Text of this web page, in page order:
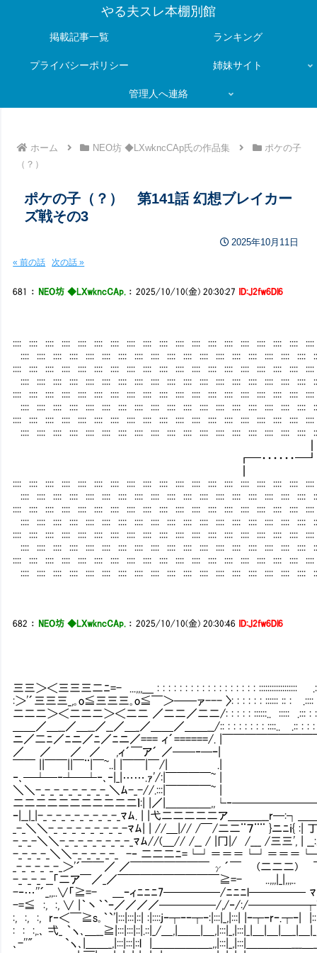
やる夫スレ本棚別館
掲載記事一覧 ランキング
プライバシーポリシー 姉妹サイト
管理人へ連絡
ホーム NEO坊 ◆LXwkncCAp氏の作品集
ポケの子
（？）
ポケの子（？） 第141話 幻想ブレイカー
ズ戦その3
2025年10月11日
« 前の話 次の話 »
681 ： NEO坊 ◆LXwkncCAp. ：2025/10/10(金) 20:30:27 ID:J2fw6Dl6
:::: :::: :::: :::: :::: :::: :::: :::: :::: :::: :::: :::: :::: :::: :::: :::: :::: ::::
:::: :::: :::: :::: :::: :::: :::: :::: :::: :::: :::: :::: :::: :::: :::: :::: :::: ::::
:::: :::: :::: :::: :::: :::: :::: :::: :::: :::: :::: :::: :::: :::: :::: :::: :::: ::::
:::: :::: :::: :::: :::: :::: :::: :::: :::: :::: :::: :::: :::: :::: :::: :::: :::: ::::
:::: :::: :::: :::: :::: :::: :::: :::: :::: :::: :::: :::: :::: :::: :::: :::: :::: ::::
:::: :::: :::: :::: :::: :::: :::: :::: :::: :::: :::: :::: :::: :::: :::: :::: :::: ::::
:::: :::: :::: :::: :::: :::: :::: :::: :::: :::: :::: :::: :::: :::: :::: :::: :::: ::::
:::: :::: :::: :::: :::: :::: :::: :::: :::: :::: :::: :::: :::: :::: :::: :::: :::: ::::
┏━・・・・・・
:::: :::: :::: :::: :::: :::: :::: :::: :::: :::: :::: :::: :::: :::: :::: :::: :::: ::::
:::: :::: :::: :::: :::: :::: :::: :::: :::: :::: :::: :::: :::: :::: :::: :::: :::: ::::
:::: :::: :::: :::: :::: :::: :::: :::: :::: :::: :::: :::: :::: :::: :::: :::: :::: ::::
:::: :::: :::: :::: :::: :::: :::: :::: :::: :::: :::: :::: :::: :::: :::: :::: :::: ::::
:::: :::: :::: :::: :::: :::: :::: :::: :::: :::: :::: :::: :::: :::: :::: :::: :::: ::::
:::: :::: :::: :::: :::: :::: :::: :::: :::: :::: :::: :::: :::: :::: :::: :::: :::: ::::
:::: :::: :::: :::: :::: :::: :::: :::: :::: :::: :::: :::: :::: :::: :::: :::: :::: ::::
:::: :::: :::: :::: :::: :::: :::: :::: :::: :::: :::: :::: :::: :::: :::: :::: :::: ::::
682 ： NEO坊 ◆LXwkncCAp. ：2025/10/10(金) 20:30:46 ID:J2fw6Dl6
三三＞＜三三三二ﾆ=- ...,,,＿ : : : : : : : : : : : : : : : : : :
:＞'´三三三_,｡o≦三三三｡o≦￣＞──ァ--- 〉: : : : : : :::::: :: :
二二二＞＜二二二＞＜二二 ／二二／二二/: : : : : ::::::.. ::::: .:::
＿＿／＿__／＿__／__／＿_／＿＿／＿＿__/:: : : : : : : : ::::.. .::
ニ／二ﾆ／ﾆニ／ﾆ／ﾆニ／=== ィ´======/. |￣￣￣￣￣￣￣
／ ／ ／ ／ ,ィ´￣ア´ ／──‐─ｰ| :|__∨＿
￣￣ ||￣￣||￣¨|￣~..| |￣￣|￣/| .| :| |￣
‐､─┴─‐┴─┴‐､‐|_|…….ｧ'/:|￣￣￣￣~ | :|
＼＼-_-_-_-_-_-_-_-_＼ﾑ-_-//.:::|￣￣￣￣~ | :|
二二二二二二二二二二二ｌ:| |／|＿＿＿＿
ｰ|__|_|-_-_-_-_-_-_-_-_-_ﾏﾑ. | |弋二二二二二ア＿＿＿__r─:┐＿
_-_＼＼-_-_-_-_-_-_-_-_-ﾏﾑ| | //＿|// /￣/二二¨７¨¨ }ニﾆｉ{ :|
-_-_-＼＼-_-_-_-_-_-_-_-_ﾏﾑ//(＿// /__ / |冂|/ /___ /三三', | __:.
-_-_-_-_＼＼-_-_-_-_-_ -‐ 二二二ﾆ=└┘＝＝＝└┘＝＝＝
_-_-_-_-_-_＞'´￣￣／ ／￣￣￣￣￣￣￣ γ´￣ (二二二)
-_-_-_-__「二ア￣／_／￣￣￣￣￣￣￣￣￣≧=-
-‐…''´_,,..∨「≧=- ＿ｰィﾆﾆﾆ7─────/ﾆﾆﾆl───── ﾏﾆ
-=≦ :, :, ∨ |｀丶｀`ｰ／／／／─────/,/‐/:/
:, :, :, r‐＜￣≧s｡｀`'|:::|:::|::| :|::::jｰ┬ｰｰ┬ｰ:|:::|_,|:::| |ｰ┬ｰrｰ.┬ｰ|
: : :,.､ 弌_ ｀ヽ､＿__≧|:::|:::|::|.::|_/＿,|＿＿|＿,|:::|_,|:::|_|＿|＿|＿_|
､-''" `ヽ､|＿＿_,|:::|:::|::l |＿＿＿＿＿_,,|:::|_,|:::|＿＿＿＿___＿